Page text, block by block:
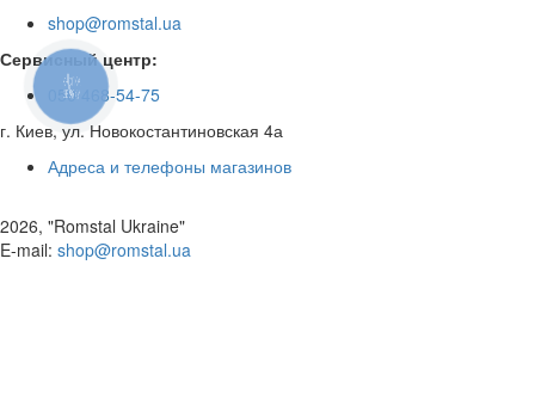
shop@romstal.ua
Сервисный центр:
050 468-54-75
г. Киев, ул. Новокостантиновская 4а
Адреса и телефоны магазинов
2026, "Romstal Ukraine"
​E-mail: shop@romstal.ua
КНОПКА
ЗВ'ЯЗКУ